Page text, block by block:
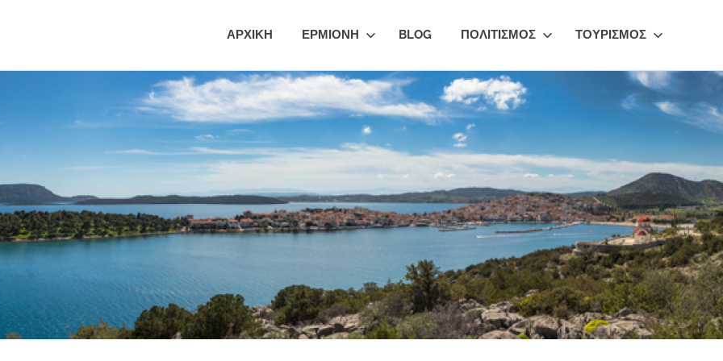
ΑΡΧΙΚΗ ΕΡΜΙΟΝΗ BLOG ΠΟΛΙΤΙΣΜΟΣ ΤΟΥΡΙΣΜΟΣ